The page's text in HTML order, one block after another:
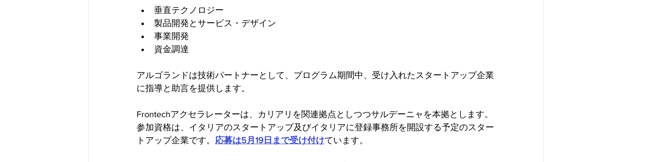
垂直テクノロジー
製品開発とサービス・デザイン
事業開発
資金調達
アルゴランドは技術パートナーとして、プログラム期間中、受け入れたスタートアップ企業
に指導と助言を提供します。
Frontechアクセラレーターは、カリアリを関連拠点としつつサルデーニャを本拠とします。
参加資格は、イタリアのスタートアップ及びイタリアに登録事務所を開設する予定のスター
トアップ企業です。 応募は5月19日まで受け付けています。